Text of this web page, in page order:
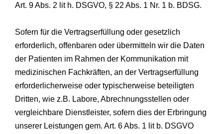
Art. 9 Abs. 2 lit h. DSGVO, § 22 Abs. 1 Nr. 1 b. BDSG.
Sofern für die Vertragserfüllung oder gesetzlich
erforderlich, offenbaren oder übermitteln wir die Daten
der Patienten im Rahmen der Kommunikation mit
medizinischen Fachkräften, an der Vertragserfüllung
erforderlicherweise oder typischerweise beteiligten
Dritten, wie z.B. Labore, Abrechnungsstellen oder
vergleichbare Dienstleister, sofern dies der Erbringung
unserer Leistungen gem. Art. 6 Abs. 1 lit b. DSGVO